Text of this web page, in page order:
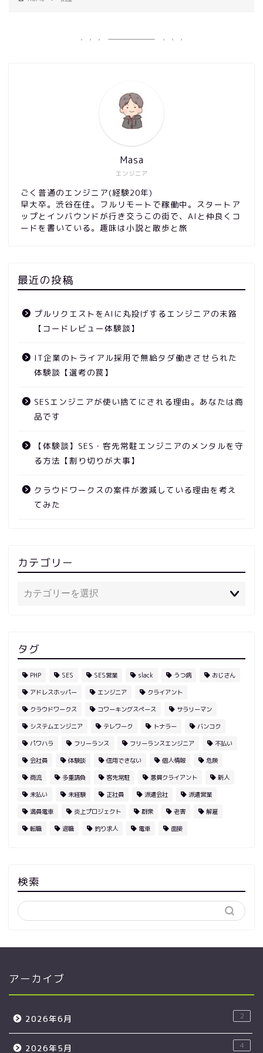
エンジニア
Masa
ごく普通のエンジニア(経験20年)
早大卒。渋谷在住。フルリモートで稼働中。スタートア
ップとインバウンドが行き交うこの街で、AIと仲良くコ
ードを書いている。趣味は小説と散歩と旅
最近の投稿
プルリクエストをAIに丸投げするエンジニアの末路
【コードレビュー体験談】
IT企業のトライアル採用で無給タダ働きさせられた
体験談【選考の罠】
SESエンジニアが使い捨てにされる理由。あなたは商
品です
【体験談】SES・客先常駐エンジニアのメンタルを守
る方法【割り切りが大事】
クラウドワークスの案件が激減している理由を考え
てみた
カテゴリー
タグ
PHP SES SES営業 slack うつ病 おじさん
アドレスホッパー エンジニア クライアント
クラウドワークス コワーキングスペース サラリーマン
システムエンジニア テレワーク トナラー バンコク
パワハラ フリーランス フリーランスエンジニア 不払い
会社員 体験談 信用できない 個人情報 危険
商流 多重請負 客先常駐 悪質クライアント 新人
未払い 未経験 正社員 派遣会社 派遣営業
満員電車 炎上プロジェクト 群衆 老害 解雇
転職 退職 釣り求人 電車 面接
検索
アーカイブ
2026年6月 2
2026年5月 4